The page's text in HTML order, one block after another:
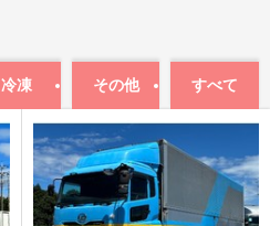
冷凍 その他 すべて